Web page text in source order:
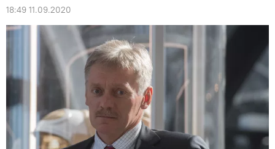
18:49 11.09.2020